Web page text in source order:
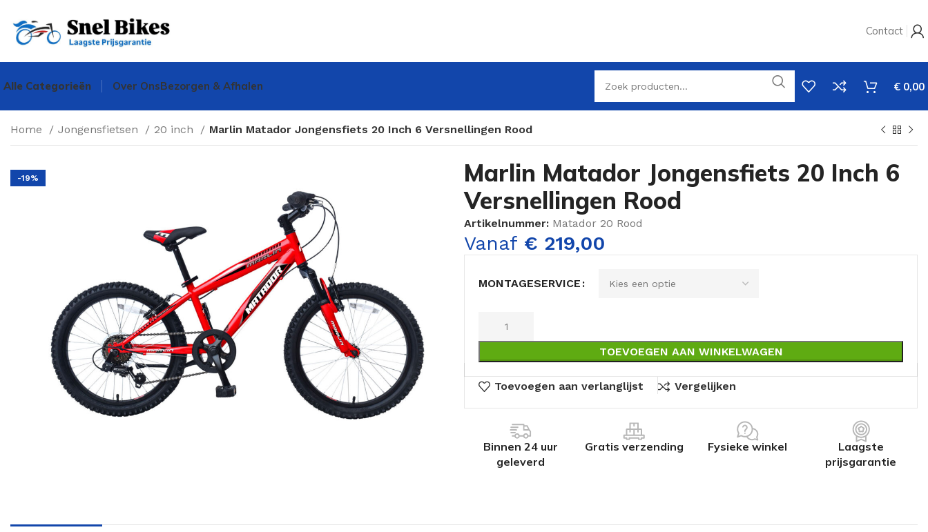
Contact
Alle Categorieën Over OnsBezorgen & Afhalen € 0,00
Home Jongensfietsen 20 inch Marlin Matador Jongensfiets 20 Inch 6 Versnellingen Rood
-19%
Marlin Matador Jongensfiets 20 Inch 6
Versnellingen Rood
Artikelnummer: Matador 20 Rood
Vanaf € 219,00
MONTAGESERVICE
TOEVOEGEN AAN WINKELWAGEN
Toevoegen aan verlanglijst Vergelijken
Binnen 24 uur
geleverd
Gratis verzending Fysieke winkel
Laagste
prijsgarantie